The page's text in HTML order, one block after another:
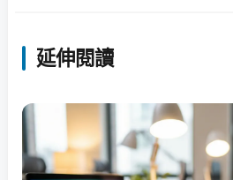
延伸閱讀